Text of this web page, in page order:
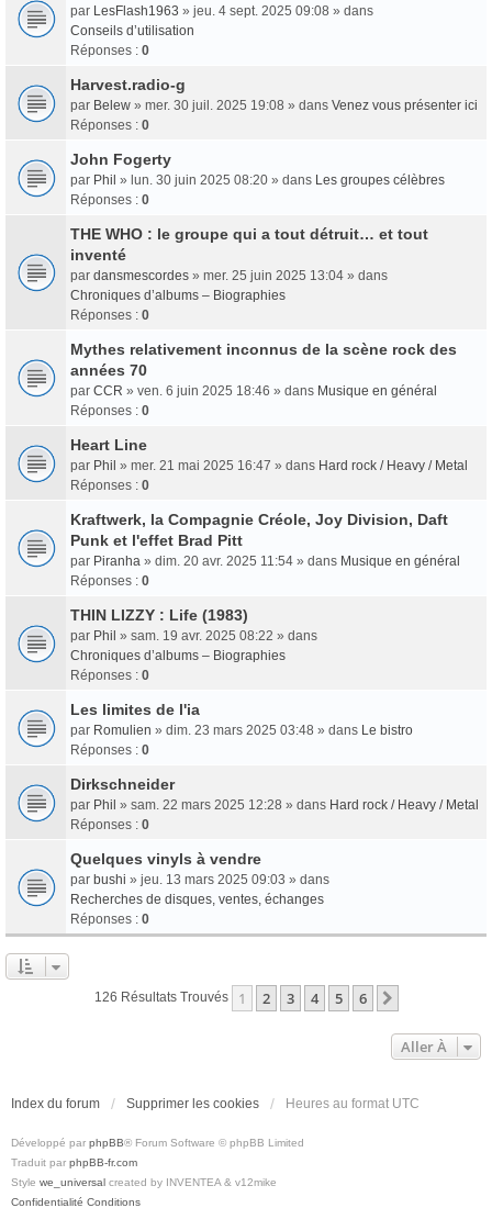
par LesFlash1963 » jeu. 4 sept. 2025 09:08 » dans
Conseils d’utilisation
Réponses : 0
Harvest.radio-g
par Belew » mer. 30 juil. 2025 19:08 » dans Venez vous présenter ici
Réponses : 0
John Fogerty
par Phil » lun. 30 juin 2025 08:20 » dans Les groupes célèbres
Réponses : 0
THE WHO : le groupe qui a tout détruit… et tout
inventé
par dansmescordes » mer. 25 juin 2025 13:04 » dans
Chroniques d’albums – Biographies
Réponses : 0
Mythes relativement inconnus de la scène rock des
années 70
par CCR » ven. 6 juin 2025 18:46 » dans Musique en général
Réponses : 0
Heart Line
par Phil » mer. 21 mai 2025 16:47 » dans Hard rock / Heavy / Metal
Réponses : 0
Kraftwerk, la Compagnie Créole, Joy Division, Daft
Punk et l'effet Brad Pitt
par Piranha » dim. 20 avr. 2025 11:54 » dans Musique en général
Réponses : 0
THIN LIZZY : Life (1983)
par Phil » sam. 19 avr. 2025 08:22 » dans
Chroniques d’albums – Biographies
Réponses : 0
Les limites de l'ia
par Romulien » dim. 23 mars 2025 03:48 » dans Le bistro
Réponses : 0
Dirkschneider
par Phil » sam. 22 mars 2025 12:28 » dans Hard rock / Heavy / Metal
Réponses : 0
Quelques vinyls à vendre
par bushi » jeu. 13 mars 2025 09:03 » dans
Recherches de disques, ventes, échanges
Réponses : 0
126 Résultats Trouvés 1 2 3 4 5 6
Aller À
Index du forum Supprimer les cookies Heures au format UTC
Développé par phpBB® Forum Software © phpBB Limited
Traduit par phpBB-fr.com
Style we_universal created by INVENTEA & v12mike
Confidentialité Conditions